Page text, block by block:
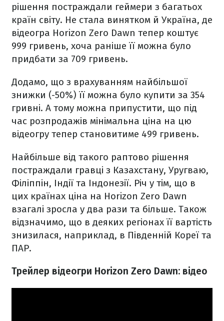
рішення постраждали геймери з багатьох
країн світу. Не стала винятком й Україна, де
відеогра Horizon Zero Dawn тепер коштує
999 гривень, хоча раніше її можна було
придбати за 709 гривень.
Додамо, що з врахуванням найбільшої
знижки (-50%) її можна було купити за 354
гривні. А тому можна припустити, що під
час розпродажів мінімальна ціна на цю
відеогру тепер становитиме 499 гривень.
Найбільше від такого раптово рішення
постраждали гравці з Казахстану, Уругваю,
Філіппін, Індії та Індонезії. Річ у тім, що в
цих країнах ціна на Horizon Zero Dawn
взагалі зросла у два рази та більше. Також
відзначимо, що в деяких регіонах її вартість
знизилася, наприклад, в Південній Кореї та
ПАР.
Трейлер відеогри Horizon Zero Dawn: відео